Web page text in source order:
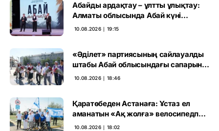
Абайды ардақтау – ұлтты ұлықтау:
Алматы облысында Абай күні
аталып өтті
10.08.2026 ∣ 19:15
«Әділет» партиясының сайлауалды
штабы Абай облысындағы сапарын
ұлы ақынның ескерткішіне тағзым
10.08.2026 ∣ 18:46
Қаратөбеден Астанаға: Ұстаз ел
аманатын «Ақ жолға» велосипедпен
жеткізді
10.08.2026 ∣ 18:02